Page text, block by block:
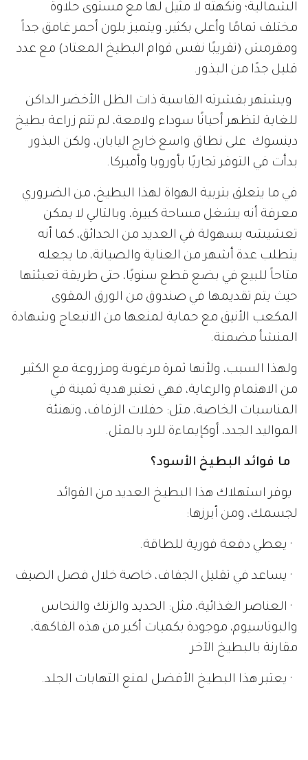
الشمالية؛ ونكهته لا مثيل لها مع مستوى حلاوة
مختلف تمامًا وأعلى بكثير، ويتميز بلون أحمر غامق جداً
ومقرمش (تقريبًا نفس قوام البطيخ المعتاد) مع عدد
قليل جدًا من البذور.
ويشتهر بقشرته القاسية ذات الظل الأخضر الداكن
للغاية لتظهر أحيانًا سوداء ولامعة، لم تتم زراعة بطيخ
دينسوك على نطاق واسع خارج اليابان، ولكن البذور
بدأت في التوفر تجاريًا بأوروبا وأميركا.
في ما يتعلق بتربية الهواة لهذا البطيخ، من الضروري
معرفة أنه يشغل مساحة كبيرة، وبالتالي لا يمكن
تعشيشه بسهولة في العديد من الحدائق، كما أنه
يتطلب عدة أشهر من العناية والصيانة، ما يجعله
متاحاً للبيع في بضع قطع سنويًا، حتى طريقة تعبئتها
حيث يتم تقديمها في صندوق من الورق المقوى
المكعب الأنيق مع حماية لمنعها من الانبعاج وشهادة
المنشأ مضمنة.
ولهذا السبب، ولأنها ثمرة مرغوبة ومزروعة مع الكثير
من الاهتمام والرعاية، فهي تعتبر هدية ثمينة في
المناسبات الخاصة، مثل: حفلات الزفاف، وتهنئة
المواليد الجدد، أوكإيماءة للرد بالمثل.
ما فوائد البطيخ الأسود؟
يوفر استهلاك هذا البطيخ العديد من الفوائد
لجسمك، ومن أبرزها:
· يعطي دفعة فورية للطاقة.
· يساعد في تقليل الجفاف، خاصة خلال فصل الصيف
· العناصر الغذائية، مثل: الحديد والزنك والنحاس
والبوتاسيوم، موجودة بكميات أكبر من هذه الفاكهة،
مقارنة بالبطيخ الآخر
· يعتبر هذا البطيخ الأفضل لمنع التهابات الجلد.